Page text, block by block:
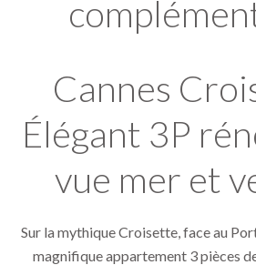
Cannes
Élégant 3P
vue mer et
Sur la mythique Croisette, face au
magnifique appartement 3 pièces